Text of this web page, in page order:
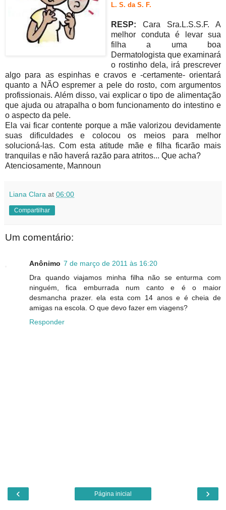
L. S. da S. F.
RESP: Cara Sra.L.S.S.F. A
melhor conduta é levar sua
filha a uma boa
Dermatologista que examinará
o rostinho dela, irá prescrever
algo para as espinhas e cravos e -certamente- orientará
quanto a NÃO espremer a pele do rosto, com argumentos
profissionais. Além disso, vai explicar o tipo de alimentação
que ajuda ou atrapalha o bom funcionamento do intestino e
o aspecto da pele.
Ela vai ficar contente porque a mãe valorizou devidamente
suas dificuldades e colocou os meios para melhor
solucioná-las. Com esta atitude mãe e filha ficarão mais
tranquilas e não haverá razão para atritos... Que acha?
Atenciosamente, Mannoun
Liana Clara at 06:00
Compartilhar
Um comentário:
Anônimo 7 de março de 2011 às 16:20
Dra quando viajamos minha filha não se enturma com
ninguém, fica emburrada num canto e é o maior
desmancha prazer. ela esta com 14 anos e é cheia de
amigas na escola. O que devo fazer em viagens?
Responder
‹ ›
Página inicial